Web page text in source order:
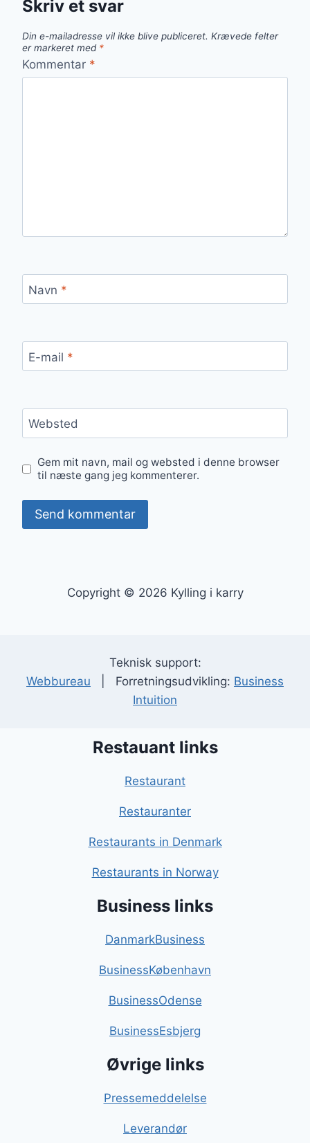
Skriv et svar
Din e-mailadresse vil ikke blive publiceret. Krævede felter
er markeret med *
Kommentar *
Navn *
E-mail *
Websted
Gem mit navn, mail og websted i denne browser
til næste gang jeg kommenterer.
Copyright © 2026 Kylling i karry
Teknisk support:
Webbureau | Forretningsudvikling: Business
Intuition
Restauant links
Restaurant
Restauranter
Restaurants in Denmark
Restaurants in Norway
Business links
DanmarkBusiness
BusinessKøbenhavn
BusinessOdense
BusinessEsbjerg
Øvrige links
Pressemeddelelse
Leverandør